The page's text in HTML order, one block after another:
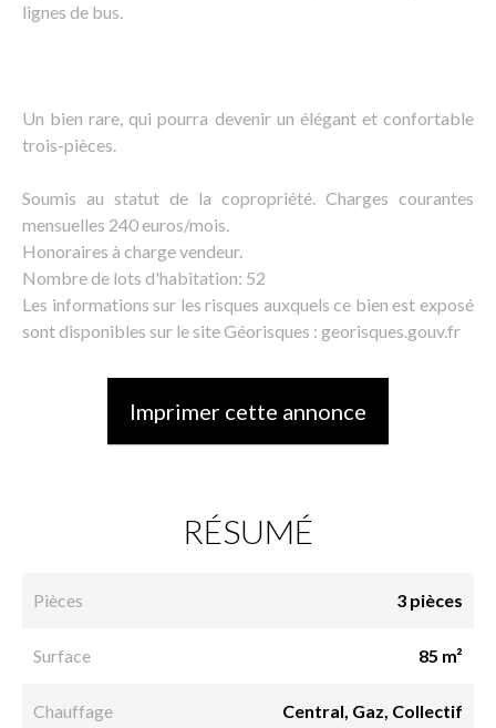
lignes de bus.
Un bien rare, qui pourra devenir un élégant et confortable
trois-pièces.
Soumis au statut de la copropriété. Charges courantes
mensuelles 240 euros/mois.
Honoraires à charge vendeur.
Nombre de lots d'habitation: 52
Les informations sur les risques auxquels ce bien est exposé
sont disponibles sur le site Géorisques : georisques.gouv.fr
Imprimer cette annonce
RÉSUMÉ
Pièces 3 pièces
Surface 85 m²
Chauffage Central, Gaz, Collectif